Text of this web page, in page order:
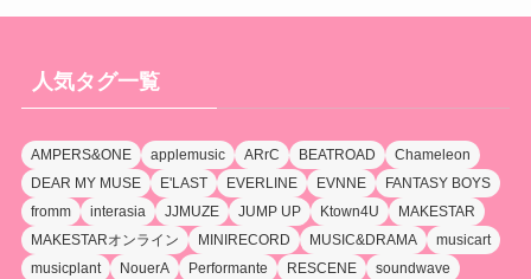
人気タグ一覧
AMPERS&ONE applemusic ARrC BEATROAD
Chameleon
DEAR MY MUSE
E'LAST EVERLINE EVNNE
FANTASY BOYS
fromm
interasia JJMUZE JUMP UP Ktown4U
MAKESTAR
MAKESTARオンライン
MINIRECORD MUSIC&DRAMA
musicart
musicplant
NouerA Performante RESCENE
soundwave